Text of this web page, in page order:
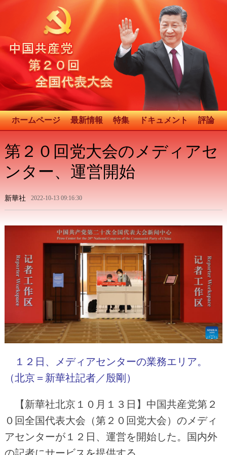
ホームページ 最新情報 特集 ドキュメント 評論
第２０回党大会のメディアセ
ンター、運営開始
新華社 2022-10-13 09:16:30
１２日、メディアセンターの業務エリア。
（北京＝新華社記者／殷剛）
【新華社北京１０月１３日】中国共産党第２
０回全国代表大会（第２０回党大会）のメディ
アセンターが１２日、運営を開始した。国内外